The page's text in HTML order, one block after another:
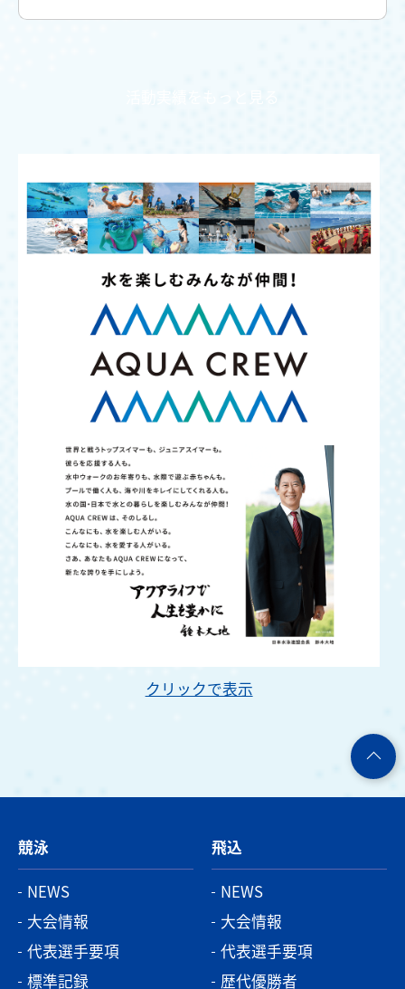
活動実績をもっと見る
クリックで表示
競泳
NEWS
大会情報
代表選手要項
標準記録
飛込
NEWS
大会情報
代表選手要項
歴代優勝者